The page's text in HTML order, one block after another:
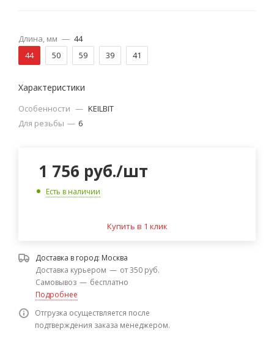
Длина, мм — 44
44
50 59 39 41
Характеристики
Особенности — KEILBIT
Для резьбы — 6
1 756 руб./шт
Есть в наличии
Купить в 1 клик
Доставка в город: Москва
Доставка курьером — от 350 руб.
Самовывоз — бесплатно
Подробнее
Отгрузка осуществляется после
подтверждения заказа менеджером.